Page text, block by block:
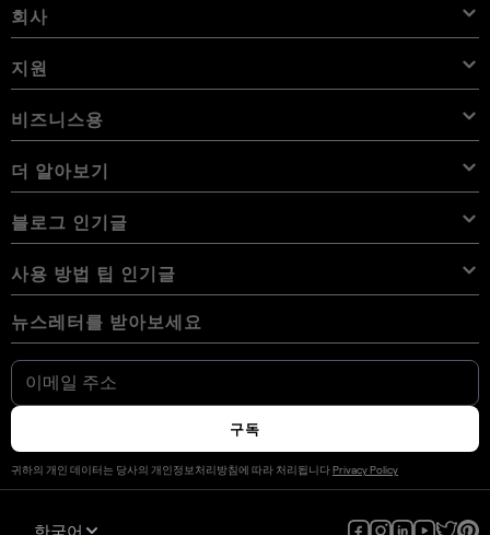
가격
전문가 도구
사용 사례
대체 프로그램
무료 체험판
Luminar Neo User Guide
개요
iPad용 Luminar
iPhone용 Luminar
Vision Pro용 Luminar
Luminar Mobile User Guide
Aperty
개요
가격
Aperty User Guide
온라인 도구
색상 팔레트
프리셋
Lightroom 프리셋
Luminar Neo 번들
LUT
Luminar Neo LUT
Aperty LUT
오버레이
하늘 개체
다른 소프트웨어
X 멤버십
하늘
eBook
강좌
회사
Skylum 소개
경력
제휴 프로그램
이용약관
개인 정보 정책
AI 가이드라인
지원
문의하기
자주 묻는 질문
쿠키 선택 사항 변경
비즈니스용
비즈니스용 Skylum
볼륨 라이선스
더 알아보기
블로그
사용 방법
뉴스룸
우리의 커뮤니티
Luminar 마켓플레이스로 수익을 창출하세요
블로그 인기글
Manual Mode in Photography
최고의 무료 포토샵 대안 17가지
Fix Blurry Pictures On iPhone
How Big Is 8x10 Photo Size
사진작가를 위한 무료 Photoshop 플러그인
가로 대 세로 방향
사용 방법 팁 인기글
디지털 카메라 사진을 휴대폰으로 가져오는 방법
iPhone에서 사진을 반전하는 방법
How To Change Background Color On Instagram Story
How to Convert HEIC to JPG on iPhone
사진을 폴라로이드처럼 보이게 만드는 방법
How to Combine Photos on iPhone
뉴스레터를 받아보세요
구독
귀하의 개인 데이터는 당사의 개인정보처리방침에 따라 처리됩니다Privacy Policy
한국어